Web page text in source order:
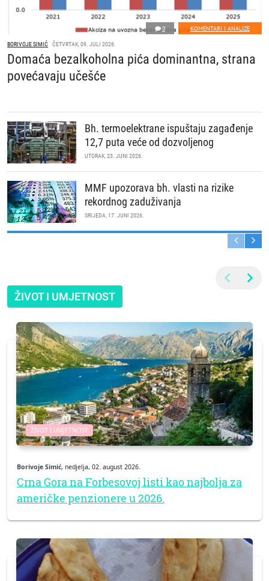
0 KOMENTARI I ANALIZE
BORIVOJE SIMIĆ ČETVRTAK, 09. JULI 2026.
Domaća bezalkoholna pića dominantna, strana
povećavaju učešće
Bh. termoelektrane ispuštaju zagađenje
12,7 puta veće od dozvoljenog
UTORAK, 23. JUNI 2026.
MMF upozorava bh. vlasti na rizike
rekordnog zaduživanja
SRIJEDA, 17. JUNI 2026.
ŽIVOT I UMJETNOST
ŽIVOT I UMJETNOST
Borivoje Simić, nedjelja, 02. august 2026.
Crna Gora na Forbesovoj listi kao najbolja za
američke penzionere u 2026.